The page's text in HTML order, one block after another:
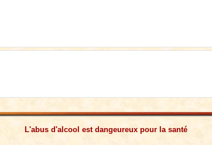
L'abus d'alcool est dangeureux pour la santé